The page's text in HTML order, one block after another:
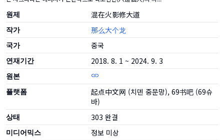
원제 混在火影修大道
작가 那么大个龙
국가 중국
연재기간 2018. 8. 1 ~ 2024. 9. 3
원본
플랫폼
起点中文网 (치뎬 중문망), 69书吧 (69슈
바)
상태 303 완결
미디어믹스 정보 미상